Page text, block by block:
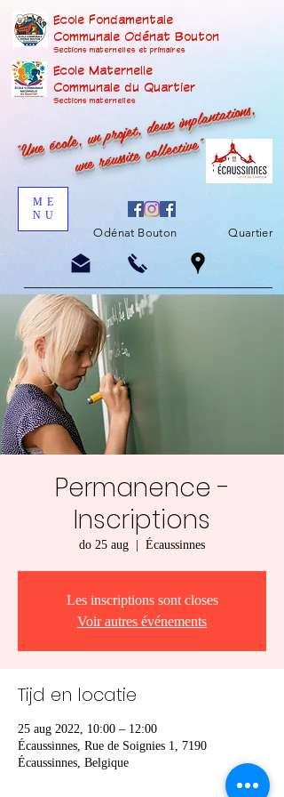
Ecole Fondamentale
Communale Odénat Bouton
Sections maternelles et primaires
Ecole Maternelle
Communale du Quartier
Sections maternelles
"Une école, un projet, deux implantations,
une réussite collective"
ME
NU
Odénat Bouton Quartier
Permanence -
Inscriptions
do 25 aug Écaussinnes
Les inscriptions sont closes
Voir autres événements
Tijd en locatie
25 aug 2022, 10:00 – 12:00
Écaussinnes, Rue de Soignies 1, 7190
Écaussinnes, Belgique